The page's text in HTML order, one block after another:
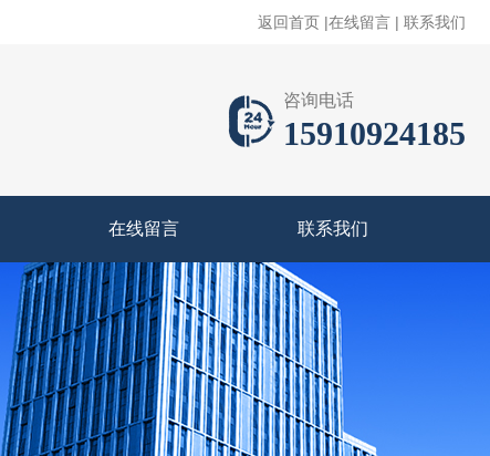
返回首页 |在线留言 | 联系我们
咨询电话
15910924185
在线留言 联系我们